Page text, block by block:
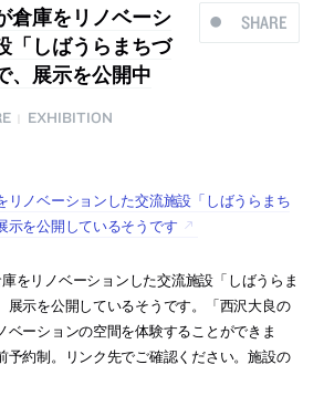
SHARE
倉庫をリノベーシ
「しばうらまちづ
、展示を公開中
EXHIBITION
リノベーションした交流施設「しばうらまち
示を公開しているそうです
をリノベーションした交流施設「しばうらま
展示を公開しているそうです。「西沢大良の
ベーションの空間を体験することができま
予約制。リンク先でご確認ください。施設の